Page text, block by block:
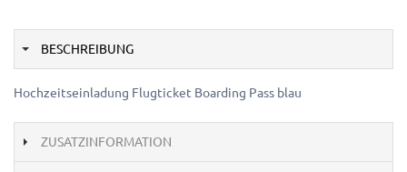
BESCHREIBUNG
Hochzeitseinladung Flugticket Boarding Pass blau
ZUSATZINFORMATION